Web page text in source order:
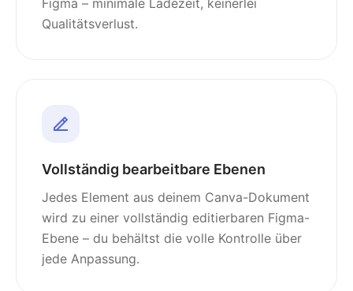
Figma – minimale Ladezeit, keinerlei
Qualitätsverlust.
Vollständig bearbeitbare Ebenen
Jedes Element aus deinem Canva-Dokument
wird zu einer vollständig editierbaren Figma-
Ebene – du behältst die volle Kontrolle über
jede Anpassung.